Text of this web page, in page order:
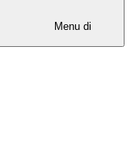
Menu di